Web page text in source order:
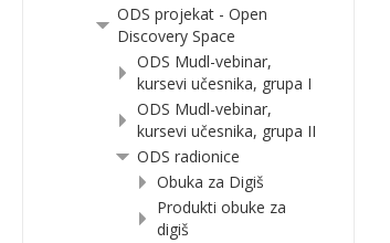
ODS projekat - Open
Discovery Space
ODS Mudl-vebinar,
kursevi učesnika, grupa I
ODS Mudl-vebinar,
kursevi učesnika, grupa II
ODS radionice
Obuka za Digiš
Produkti obuke za
digiš